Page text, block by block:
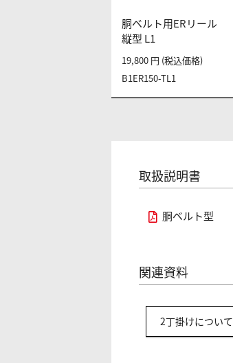
胴ベルト用ERリール
縦型 L1
B1ER150-TL1
19,800 円 (税込価格)
取扱説明書
胴ベルト型
関連資料
2丁掛けについて